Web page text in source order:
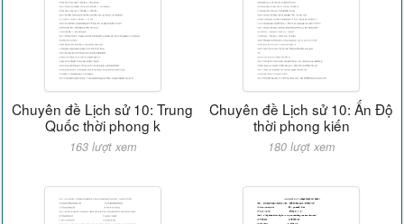
Chuyên đề Lịch sử 10: Trung
Quốc thời phong k
163 lượt xem
Chuyên đề Lịch sử 10: Ấn Độ
thời phong kiến
180 lượt xem